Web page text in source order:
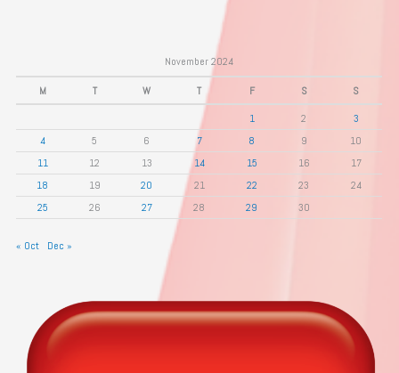
November 2024
M T W T F S S
1 2
3
4
5 6 7 8 9
10
11
12 13 14 15 16
17
18
19 20 21 22 23
24
25
26 27 28 29 30
« Oct Dec »